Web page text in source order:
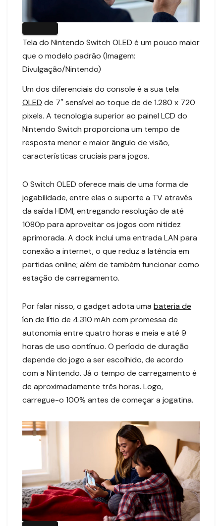
Tela do Nintendo Switch OLED é um pouco maior
que o modelo padrão (Imagem:
Divulgação/Nintendo)
Um dos diferenciais do console é a sua tela
OLED de 7″ sensível ao toque de de 1.280 x 720
pixels. A tecnologia superior ao painel LCD do
Nintendo Switch proporciona um tempo de
resposta menor e maior ângulo de visão,
características cruciais para jogos.
O Switch OLED oferece mais de uma forma de
jogabilidade, entre elas o suporte a TV através
da saída HDMI, entregando resolução de até
1080p para aproveitar os jogos com nitidez
aprimorada. A dock inclui uma entrada LAN para
conexão a internet, o que reduz a latência em
partidas online; além de também funcionar como
estação de carregamento.
Por falar nisso, o gadget adota uma bateria de
íon de lítio de 4.310 mAh com promessa de
autonomia entre quatro horas e meia e até 9
horas de uso contínuo. O período de duração
depende do jogo a ser escolhido, de acordo
com a Nintendo. Já o tempo de carregamento é
de aproximadamente três horas. Logo,
carregue-o 100% antes de começar a jogatina.